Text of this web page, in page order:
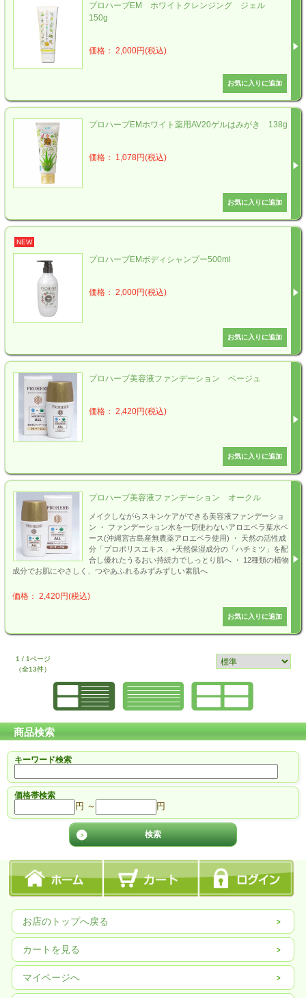
プロハーブEM ホワイトクレンジング ジェル
150g
価格： 2,000円(税込)
プロハーブEMホワイト薬用AV20ゲルはみがき 138g
価格： 1,078円(税込)
NEW
プロハーブEMボディシャンプー500ml
価格： 2,000円(税込)
プロハーブ美容液ファンデーション ベージュ
価格： 2,420円(税込)
プロハーブ美容液ファンデーション オークル
メイクしながらスキンケアができる美容液ファンデーショ
ン ・ ファンデーション水を一切使わないアロエベラ葉水ベ
ース(沖縄宮古島産無農薬アロエベラ使用) ・ 天然の活性成
分「プロポリスエキス」+天然保湿成分の「ハチミツ」を配
合し優れたうるおい持続力でしっとり肌へ ・ 12種類の植物
成分でお肌にやさしく、つやあふれるみずみずしい素肌へ
価格： 2,420円(税込)
1 / 1ページ
（全13件）
商品検索
キーワード検索
価格帯検索
円 ～ 円
お店のトップへ戻る
カートを見る
マイページへ